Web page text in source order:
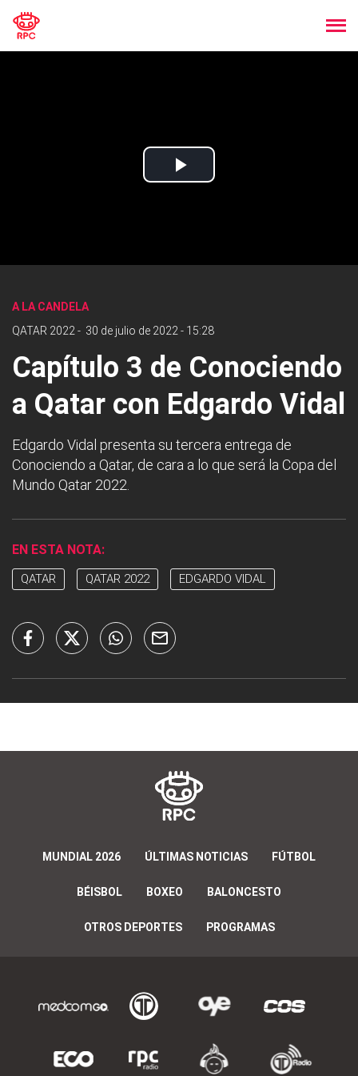
Play
A LA CANDELA
QATAR 2022 - 30 de julio de 2022 - 15:28
Capítulo 3 de Conociendo
a Qatar con Edgardo Vidal
Edgardo Vidal presenta su tercera entrega de
Conociendo a Qatar, de cara a lo que será la Copa del
Mundo Qatar 2022.
EN ESTA NOTA:
QATAR QATAR 2022 EDGARDO VIDAL
MUNDIAL 2026 ÚLTIMAS NOTICIAS FÚTBOL
BÉISBOL BOXEO BALONCESTO
OTROS DEPORTES PROGRAMAS